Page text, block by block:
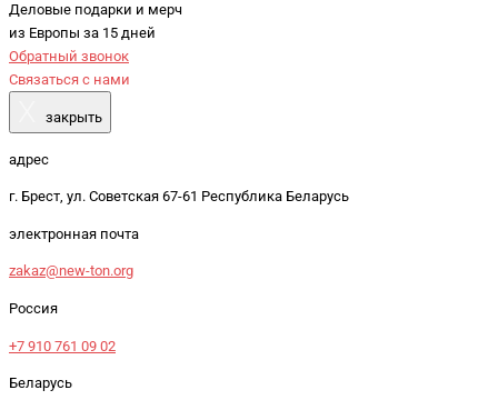
Деловые подарки и мерч
из Европы за 15 дней
Обратный звонок
Связаться с нами
закрыть
адрес
г. Брест, ул. Советская 67-61 Республика Беларусь
электронная почта
zakaz@new-ton.org
Россия
+7 910 761 09 02
Беларусь